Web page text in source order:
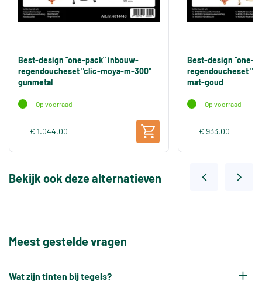
Best-design "one-pack" inbouw-
regendoucheset "clic-moya-m-300"
gunmetal
Op voorraad
€ 1.044,00
Best-design "one-
regendoucheset
mat-goud
Op voorraad
€ 933,00
Bekijk ook deze alternatieven
Meest gestelde vragen
Wat zijn tinten bij tegels?